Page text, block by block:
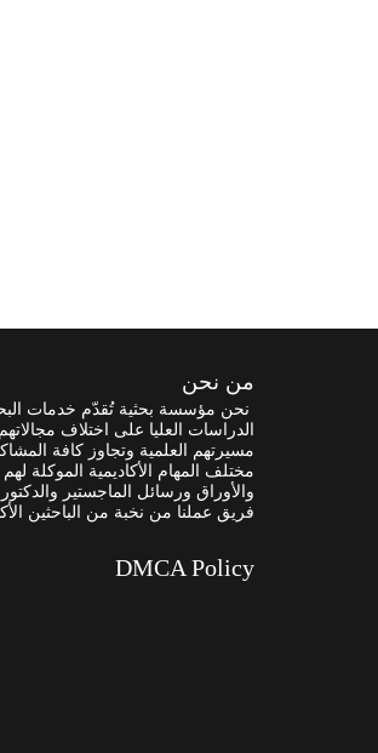
من نحن
نحن مؤسسة بحثية تُقدّم خدمات
الدراسات العليا على اختلاف
مسيرتهم العلمية وتجاوز كافة
مختلف المهام الأكاديمية الموكلة
والأوراق ورسائل الماجستير
فريق عملنا من نخبة من الباحثين
DMCA Policy